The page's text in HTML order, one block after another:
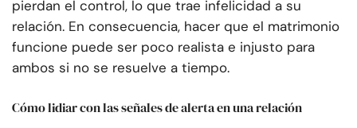
pierdan el control, lo que trae infelicidad a su
relación. En consecuencia, hacer que el matrimonio
funcione puede ser poco realista e injusto para
ambos si no se resuelve a tiempo.
Cómo lidiar con las señales de alerta en una relación